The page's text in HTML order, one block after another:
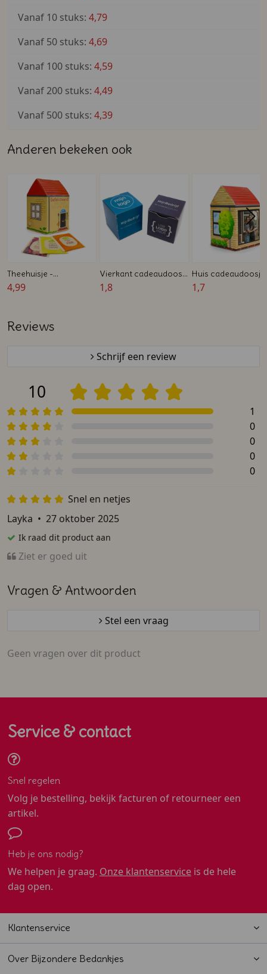
Vanaf 10 stuks: 4,79
Vanaf 50 stuks: 4,69
Vanaf 100 stuks: 4,59
Vanaf 200 stuks: 4,49
Vanaf 500 stuks: 4,39
Anderen bekeken ook
Theehuisje -
Cadeaudoosje gevuld
4,99
Vierkant cadeaudoosje
met logo en tekst
1,8
Huis cadeaudoosje
Zelf te ontwerpen -
1,7
Reviews
Schrijf een review
10
1
0
0
0
0
Snel en netjes
Layka • 27 oktober 2025
Ik raad dit product aan
Ziet er goed uit
Vragen & Antwoorden
Stel een vraag
Geen vragen over dit product
Service & contact
Snel regelen
Volg je bestelling, bekijk facturen of retourneer een
artikel.
Heb je ons nodig?
We helpen je graag. Onze klantenserviceis de hele
dag open.
Klantenservice
Over Bijzondere Bedankjes